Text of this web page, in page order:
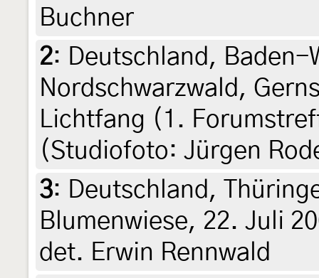
Buchner
2: Deutschland, Baden-
Nordschwarzwald,
Lichtfang (1.
(Studiofoto: Jürgen
3: Deutschland,
Blumenwiese, 22. Juli
det. Erwin Rennwald